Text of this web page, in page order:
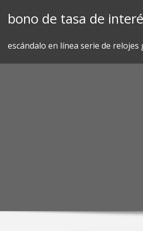
bono de tasa de
escándalo en línea serie de relojes